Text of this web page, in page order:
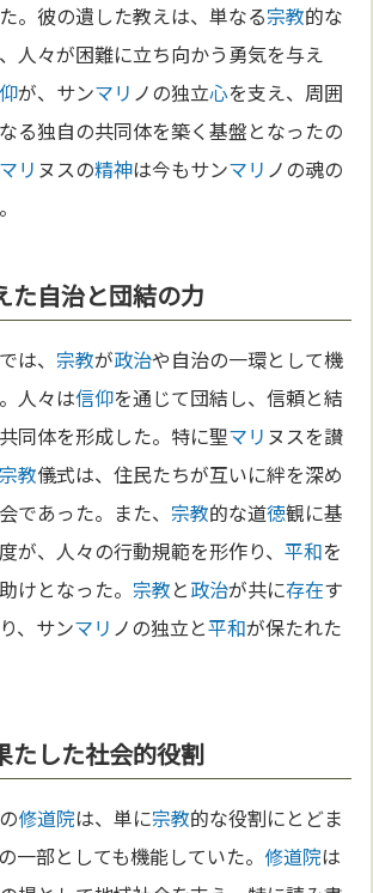
。彼の遺した教えは、単なる宗教的な
人々が困難に立ち向かう勇気を与え
が、サンマリ ノの独立心を支え、周囲
る独自の共同体を築く基盤となったの
マリ ヌスの精神は今もサンマリ ノの魂の
た自治と団結の力
は、 宗教が政治や自治の一環として機
人々は信仰を通じて団結し、信頼と結
同体を形成した。特に聖マリ ヌスを讃
宗教儀式は、住民たちが互いに絆を深め
であった。また、 宗教的な道徳観に基
が、人々の行動規範を形作り、平和を
けとなった。 宗教と政治が共に存在す
、サンマリ ノの独立と平和が保たれた
たした社会的役割
修道院は、単に宗教的な役割にとどま
一部としても機能していた。修道院は